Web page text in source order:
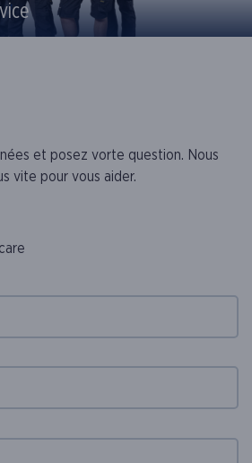
et posez vorte question. Nous
vite pour vous aider.